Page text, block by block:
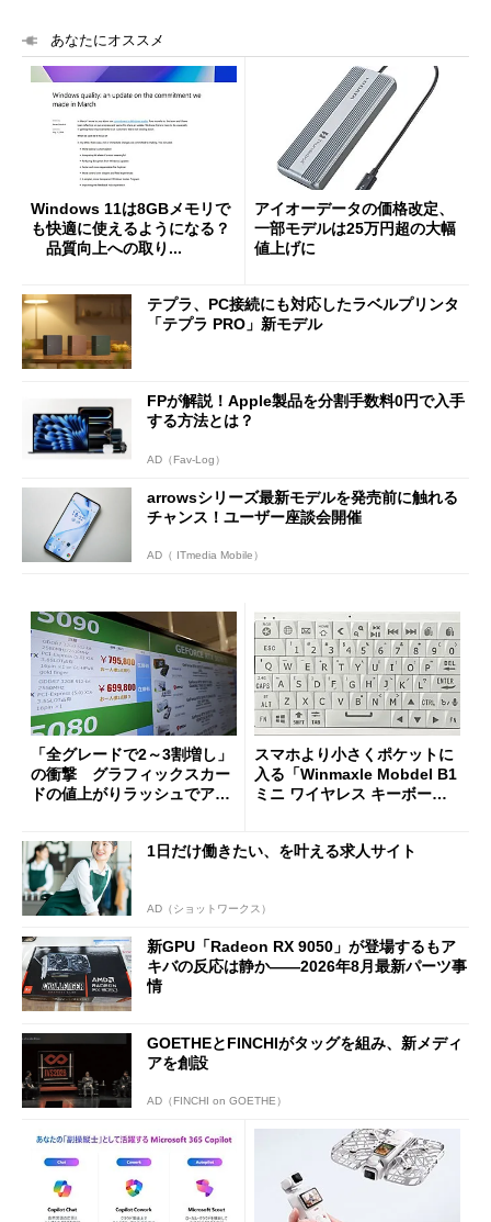
あなたにオススメ
Windows 11は8GBメモリで
も快適に使えるようになる？
品質向上への取り...
アイオーデータの価格改定、
一部モデルは25万円超の大幅
値上げに
テプラ、PC接続にも対応したラベルプリンタ
「テプラ PRO」新モデル
FPが解説！Apple製品を分割手数料0円で入手
する方法とは？
AD（Fav-Log）
arrowsシリーズ最新モデルを発売前に触れる
チャンス！ユーザー座談会開催
AD（ ITmedia Mobile）
「全グレードで2～3割増し」
の衝撃 グラフィックスカー
ドの値上がりラッシュでアキ
スマホより小さくポケットに
入る「Winmaxle Mobdel B1
ミニ ワイヤレス キーボー
1日だけ働きたい、を叶える求人サイト
AD（ショットワークス）
新GPU「Radeon RX 9050」が登場するもア
キバの反応は静か――2026年8月最新パーツ事
情
GOETHEとFINCHIがタッグを組み、新メディ
アを創設
AD（FINCHI on GOETHE）